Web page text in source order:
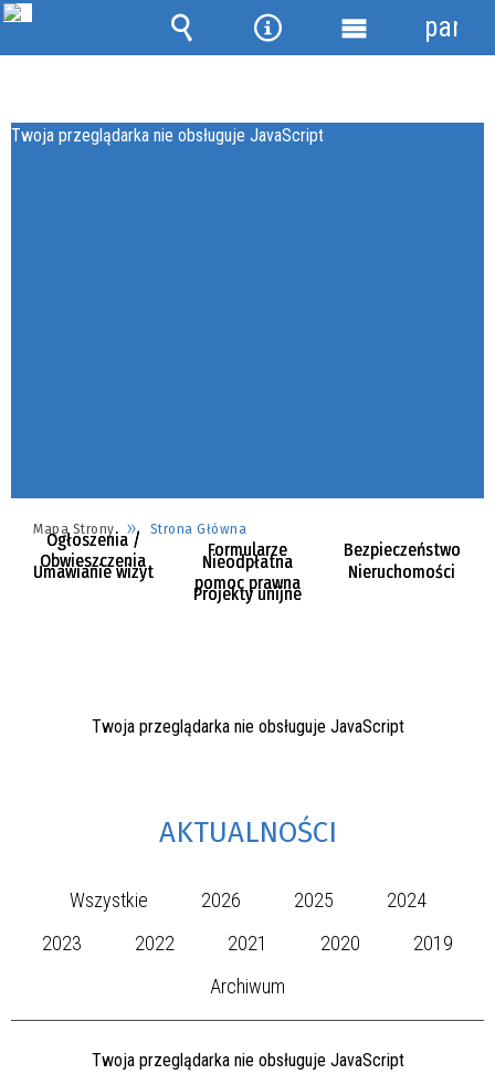
Twoja przeglądarka nie obsługuje JavaScript
Mapa Strony Strona Główna
Ogłoszenia /
Obwieszczenia
Formularze
Bezpieczeństwo
Umawianie wizyt
Nieodpłatna
pomoc prawna
Nieruchomości
Projekty unijne
Twoja przeglądarka nie obsługuje JavaScript
AKTUALNOŚCI
Wszystkie 2026 2025
2024
2023
2022 2021 2020
2019
Archiwum
Twoja przeglądarka nie obsługuje JavaScript
Wyszukiwarka
NarzędziaMenu
panel